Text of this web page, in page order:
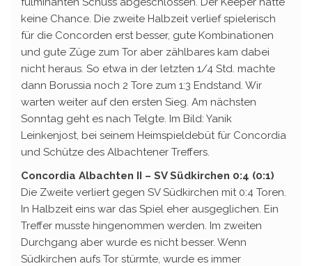
keine Chance. Die zweite Halbzeit verlief spielerisch
für die Concorden erst besser, gute Kombinationen
und gute Züge zum Tor aber zählbares kam dabei
nicht heraus. So etwa in der letzten 1/4 Std. machte
dann Borussia noch 2 Tore zum 1:3 Endstand. Wir
warten weiter auf den ersten Sieg. Am nächsten
Sonntag geht es nach Telgte. Im Bild: Yanik
Leinkenjost, bei seinem Heimspieldebüt für Concordia
und Schütze des Albachtener Treffers.
Concordia Albachten II – SV Südkirchen 0:4 (0:1)
Die Zweite verliert gegen SV Südkirchen mit 0:4 Toren.
In Halbzeit eins war das Spiel eher ausgeglichen. Ein
Treffer musste hingenommen werden. Im zweiten
Durchgang aber wurde es nicht besser. Wenn
Südkirchen aufs Tor stürmte, wurde es immer